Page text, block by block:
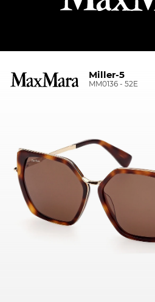
Miller-5
MM0136 - 52E